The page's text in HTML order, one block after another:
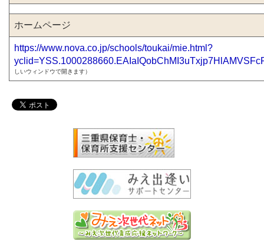
ホームページ
https://www.nova.co.jp/schools/toukai/mie.html?
しいウィンドウで開きます）